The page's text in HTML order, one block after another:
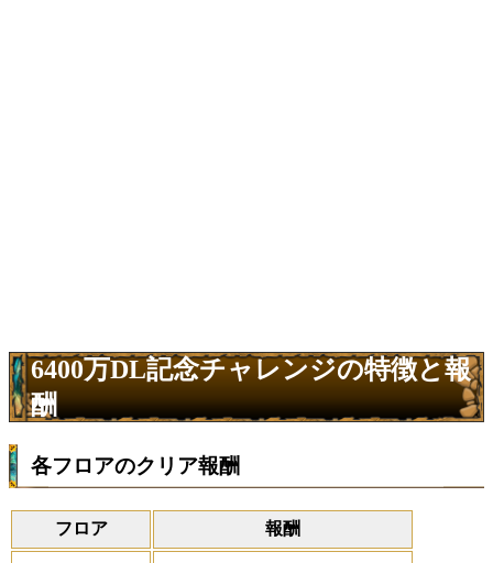
6400万DL記念チャレンジの特徴と報
酬
各フロアのクリア報酬
フロア 報酬